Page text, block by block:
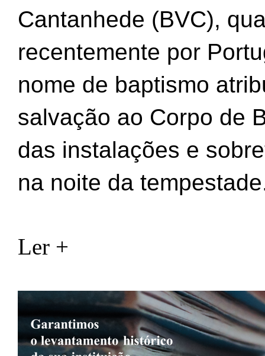
Cantanhede (BVC),
recentemente por
nome de baptismo
salvação ao Corpo de
das instalações e
na noite da
Ler +